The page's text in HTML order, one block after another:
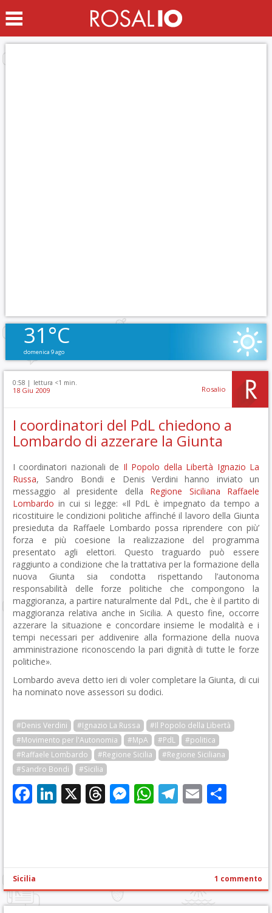
31°C
domenica 9 ago
0:58 | lettura <1 min.
18 Giu 2009 Rosalio
I coordinatori del PdL chiedono a
Lombardo di azzerare la Giunta
I coordinatori nazionali de Il Popolo della Libertà Ignazio La
Russa, Sandro Bondi e Denis Verdini hanno inviato un
messaggio al presidente della Regione Siciliana
Raffaele
Lombardo in cui si legge: «Il PdL è impegnato da tempo a
ricostituire le condizioni politiche affinché il lavoro della Giunta
presieduta da Raffaele Lombardo possa riprendere con più’
forza e più coesione la realizzazione del programma
presentato agli elettori. Questo traguardo può essere
raggiunto a condizione che la trattativa per la formazione della
nuova Giunta sia condotta rispettando l’autonoma
responsabilità delle forze politiche che compongono la
maggioranza, a partire naturalmente dal PdL, che è il partito di
maggioranza relativa anche in Sicilia. A questo fine, occorre
azzerare la situazione e concordare insieme le modalità e i
tempi necessari per addivenire alla formazione della nuova
amministrazione riconoscendo la pari dignità di tutte le forze
politiche».
Lombardo aveva detto ieri di voler completare la Giunta, di cui
ha nominato nove assessori su dodici.
#Denis Verdini #Ignazio La Russa
#Il Popolo della Libertà
#Movimento per l'Autonomia
#MpA #PdL
#politica
#Raffaele Lombardo
#Regione Sicilia
#Regione Siciliana
#Sandro Bondi
#Sicilia
Facebook
LinkedIn
X Threads
Messenger
WhatsApp
Telegram
Email
Sicilia 1 commento